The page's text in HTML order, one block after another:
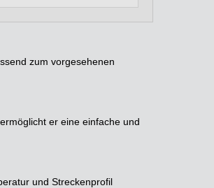
zum vorgesehenen
er eine einfache und
und Streckenprofil